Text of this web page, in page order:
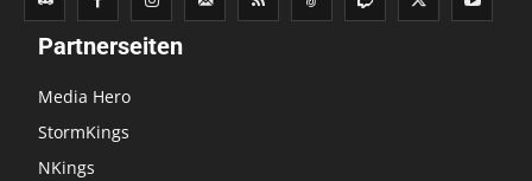
Partnerseiten
Media Hero
StormKings
NKings